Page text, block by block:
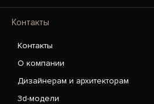
Контакты
Контакты
О компании
Дизайнерам и архитекторам
3d-модели